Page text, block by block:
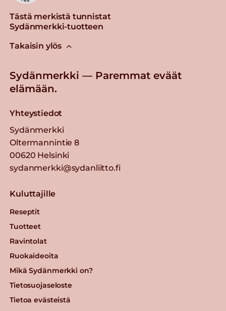
Tästä merkistä tunnistat
Sydänmerkki-tuotteen
Takaisin ylös
Sydänmerkki — Paremmat eväät
elämään.
Yhteystiedot
Sydänmerkki
Oltermannintie 8
00620 Helsinki
sydanmerkki@sydanliitto.fi
Kuluttajille
Reseptit
Tuotteet
Ravintolat
Ruokaideoita
Mikä Sydänmerkki on?
Tietosuojaseloste
Tietoa evästeistä